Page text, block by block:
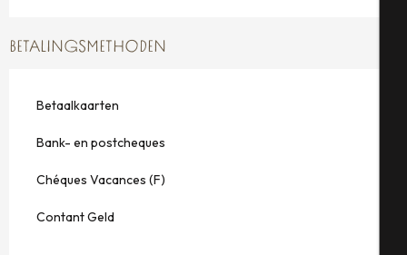
BETALINGSMETHODEN
Betaalkaarten
Bank- en postcheques
Chéques Vacances (F)
Contant Geld